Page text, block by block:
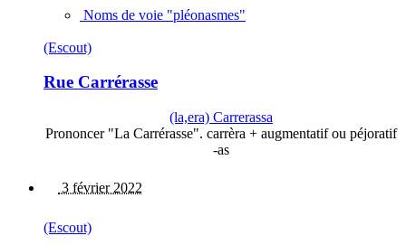
Noms de voie "pléonasmes"
(Escout)
Rue Carrérasse
(la,era) Carrerassa
Prononcer "La Carrérasse". carrèra + augmentatif ou péjoratif
-as
3 février 2022
(Escout)